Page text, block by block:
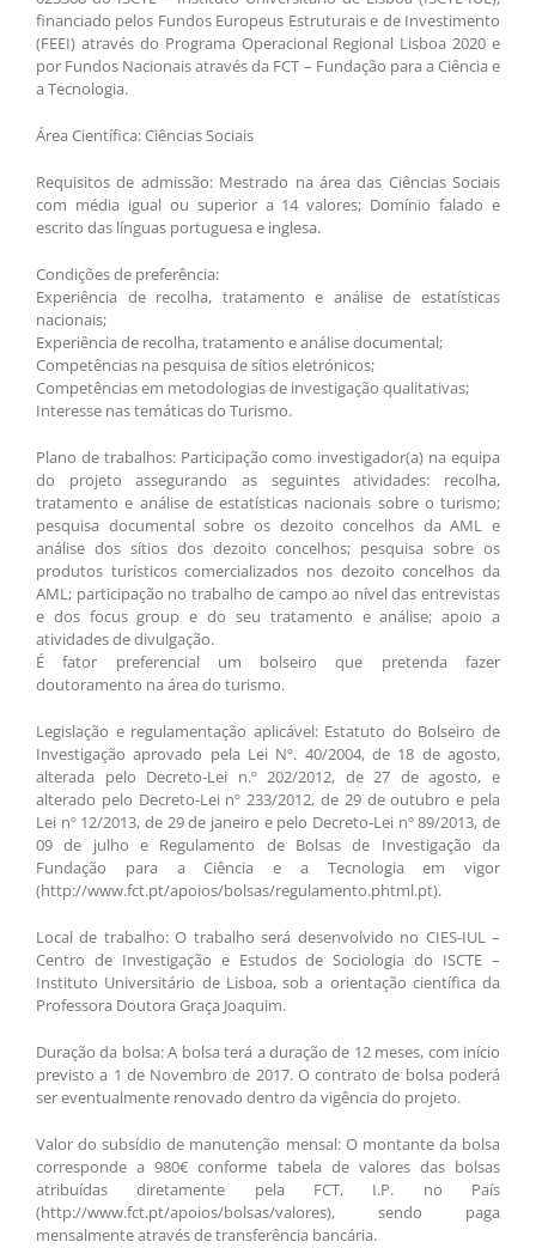
financiado pelos Fundos Europeus Estruturais e de Investimento
(FEEI) através do Programa Operacional Regional Lisboa 2020 e
por Fundos Nacionais através da FCT – Fundação para a Ciência e
a Tecnologia.
Área Científica: Ciências Sociais
Requisitos de admissão: Mestrado na área das Ciências Sociais
com média igual ou superior a 14 valores; Domínio falado e
escrito das línguas portuguesa e inglesa.
Condições de preferência:
Experiência de recolha, tratamento e análise de estatísticas
nacionais;
Experiência de recolha, tratamento e análise documental;
Competências na pesquisa de sítios eletrónicos;
Competências em metodologias de investigação qualitativas;
Interesse nas temáticas do Turismo.
Plano de trabalhos: Participação como investigador(a) na equipa
do projeto assegurando as seguintes atividades: recolha,
tratamento e análise de estatísticas nacionais sobre o turismo;
pesquisa documental sobre os dezoito concelhos da AML e
análise dos sítios dos dezoito concelhos; pesquisa sobre os
produtos turísticos comercializados nos dezoito concelhos da
AML; participação no trabalho de campo ao nível das entrevistas
e dos focus group e do seu tratamento e análise; apoio a
atividades de divulgação.
É fator preferencial um bolseiro que pretenda fazer
doutoramento na área do turismo.
Legislação e regulamentação aplicável: Estatuto do Bolseiro de
Investigação aprovado pela Lei Nº. 40/2004, de 18 de agosto,
alterada pelo Decreto-Lei n.º 202/2012, de 27 de agosto, e
alterado pelo Decreto-Lei nº 233/2012, de 29 de outubro e pela
Lei nº 12/2013, de 29 de janeiro e pelo Decreto-Lei nº 89/2013, de
09 de julho e Regulamento de Bolsas de Investigação da
Fundação para a Ciência e a Tecnologia em vigor
(http://www.fct.pt/apoios/bolsas/regulamento.phtml.pt).
Local de trabalho: O trabalho será desenvolvido no CIES-IUL –
Centro de Investigação e Estudos de Sociologia do ISCTE –
Instituto Universitário de Lisboa, sob a orientação científica da
Professora Doutora Graça Joaquim.
Duração da bolsa: A bolsa terá a duração de 12 meses, com início
previsto a 1 de Novembro de 2017. O contrato de bolsa poderá
ser eventualmente renovado dentro da vigência do projeto.
Valor do subsídio de manutenção mensal: O montante da bolsa
corresponde a 980€ conforme tabela de valores das bolsas
atribuídas diretamente pela FCT, I.P. no País
(http://www.fct.pt/apoios/bolsas/valores), sendo paga
mensalmente através de transferência bancária.